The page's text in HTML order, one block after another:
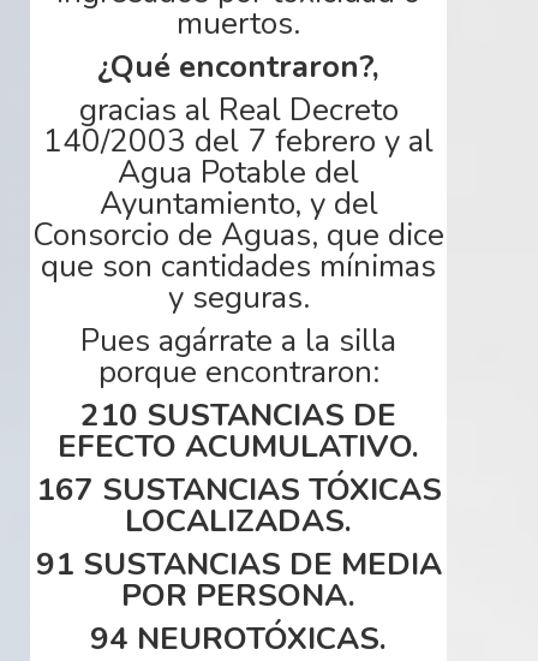
muertos.
¿Qué encontraron?,
gracias al Real Decreto
140/2003 del 7 febrero y al
Agua Potable del
Ayuntamiento, y del
Consorcio de Aguas, que dice
que son cantidades mínimas
y seguras.
Pues agárrate a la silla
porque encontraron:
210 SUSTANCIAS DE
EFECTO ACUMULATIVO.
167 SUSTANCIAS TÓXICAS
LOCALIZADAS.
91 SUSTANCIAS DE MEDIA
POR PERSONA.
94 NEUROTÓXICAS.